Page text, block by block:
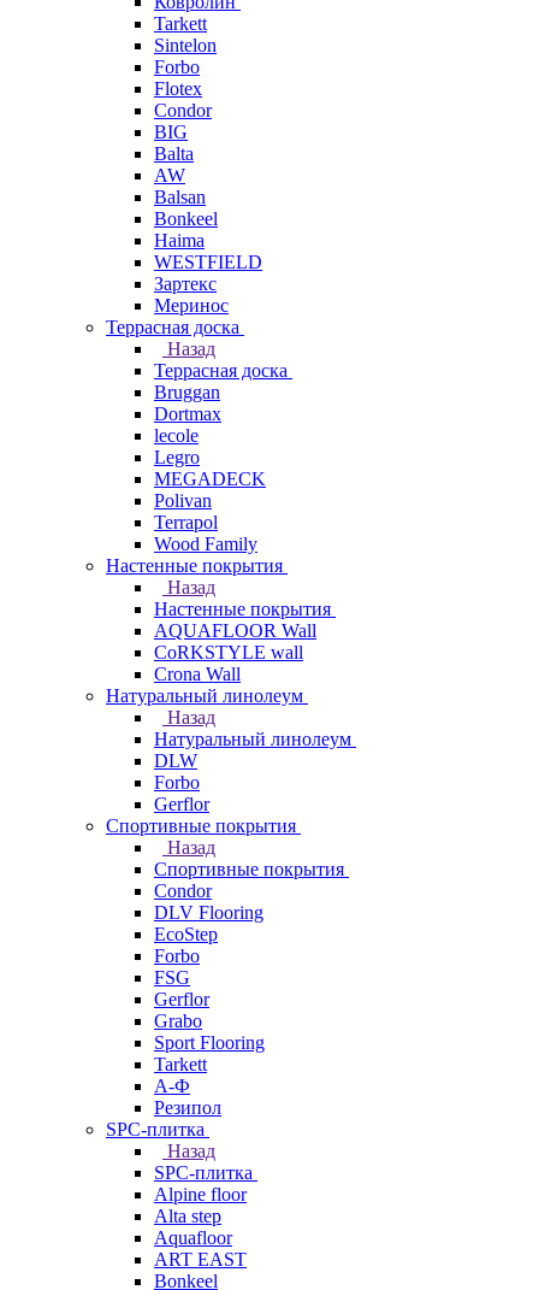
Tarkett
Sintelon
Forbo
Flotex
Condor
BIG
Balta
AW
Balsan
Bonkeel
Haima
WESTFIELD
Зартекс
Меринос
Террасная доска
Назад
Террасная доска
Bruggan
Dortmax
lecole
Legro
MEGADECK
Polivan
Terrapol
Wood Family
Настенные покрытия
Назад
Настенные покрытия
AQUAFLOOR Wall
CoRKSTYLE wall
Crona Wall
Натуральный линолеум
Назад
Натуральный линолеум
DLW
Forbo
Gerflor
Спортивные покрытия
Назад
Спортивные покрытия
Condor
DLV Flooring
EcoStep
Forbo
FSG
Gerflor
Grabo
Sport Flooring
Tarkett
А-Ф
Резипол
SPC-плитка
Назад
SPC-плитка
Alpine floor
Alta step
Aquafloor
ART EAST
Bonkeel